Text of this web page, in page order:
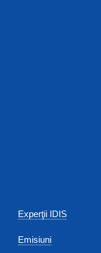
Experţii IDIS
Emisiuni